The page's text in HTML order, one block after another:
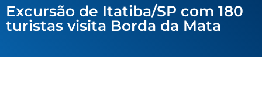
Excursão de Itatiba/SP com 180
turistas visita Borda da Mata